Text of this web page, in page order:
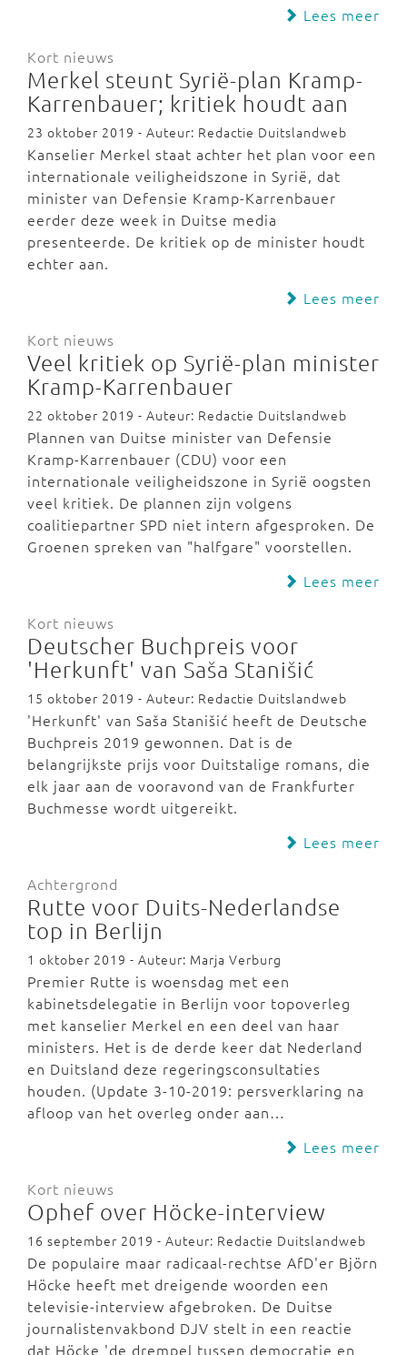
Lees meer
Kort nieuws
Merkel steunt Syrië-plan Kramp-
Karrenbauer; kritiek houdt aan
23 oktober 2019 - Auteur: Redactie Duitslandweb
Kanselier Merkel staat achter het plan voor een
internationale veiligheidszone in Syrië, dat
minister van Defensie Kramp-Karrenbauer
eerder deze week in Duitse media
presenteerde. De kritiek op de minister houdt
echter aan.
Lees meer
Kort nieuws
Veel kritiek op Syrië-plan minister
Kramp-Karrenbauer
22 oktober 2019 - Auteur: Redactie Duitslandweb
Plannen van Duitse minister van Defensie
Kramp-Karrenbauer (CDU) voor een
internationale veiligheidszone in Syrië oogsten
veel kritiek. De plannen zijn volgens
coalitiepartner SPD niet intern afgesproken. De
Groenen spreken van "halfgare" voorstellen.
Lees meer
Kort nieuws
Deutscher Buchpreis voor
'Herkunft' van Saša Stanišić
15 oktober 2019 - Auteur: Redactie Duitslandweb
'Herkunft' van Saša Stanišić heeft de Deutsche
Buchpreis 2019 gewonnen. Dat is de
belangrijkste prijs voor Duitstalige romans, die
elk jaar aan de vooravond van de Frankfurter
Buchmesse wordt uitgereikt.
Lees meer
Achtergrond
Rutte voor Duits-Nederlandse
top in Berlijn
1 oktober 2019 - Auteur: Marja Verburg
Premier Rutte is woensdag met een
kabinetsdelegatie in Berlijn voor topoverleg
met kanselier Merkel en een deel van haar
ministers. Het is de derde keer dat Nederland
en Duitsland deze regeringsconsultaties
houden. (Update 3-10-2019: persverklaring na
afloop van het overleg onder aan…
Lees meer
Kort nieuws
Ophef over Höcke-interview
16 september 2019 - Auteur: Redactie Duitslandweb
De populaire maar radicaal-rechtse AfD'er Björn
Höcke heeft met dreigende woorden een
televisie-interview afgebroken. De Duitse
journalistenvakbond DJV stelt in een reactie
dat Höcke 'de drempel tussen democratie en